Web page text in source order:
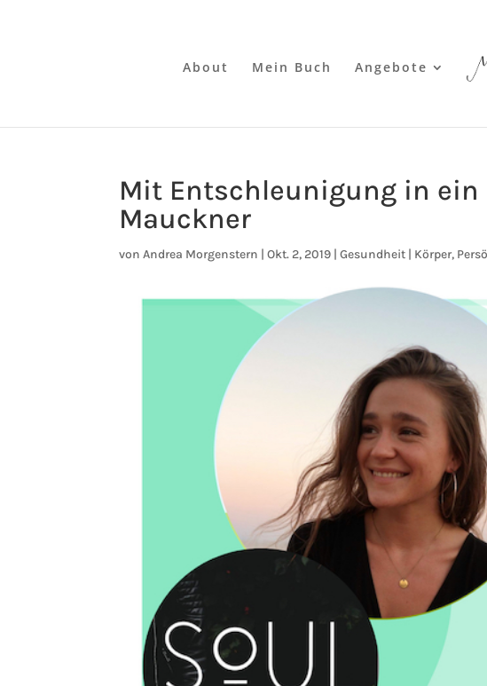
About Mein Buch Angebote
Mit Entschleunigung in ein
Mauckner
vonAndrea Morgenstern |Okt. 2, 2019 |Gesundheit | Körper,